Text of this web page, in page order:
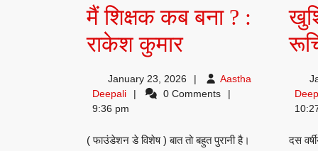
मैं शिक्षक कब बना ? :
राकेश कुमारमैं
शिक्षक
कब
January 23, 2026
Aastha
DeepaliAastha
Deepali
0 Comments
9:36 pm
( फाउंडेशन डे विशेष ) बात तो बहुत पुरानी है।
दस